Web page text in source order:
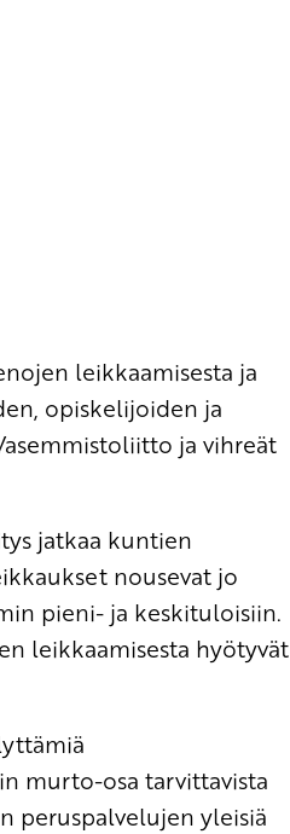
leikkaamisesta ja
opiskelijoiden ja
ja vihreät
jatkaa kuntien
nousevat jo
pieni- ja keskituloisiin.
leikkaamisesta hyötyvät
murto-osa tarvittavista
peruspalvelujen yleisiä